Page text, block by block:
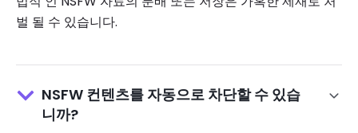
벌 될 수 있습니다.
NSFW 컨텐츠를 자동으로 차단할 수 있습
니까?